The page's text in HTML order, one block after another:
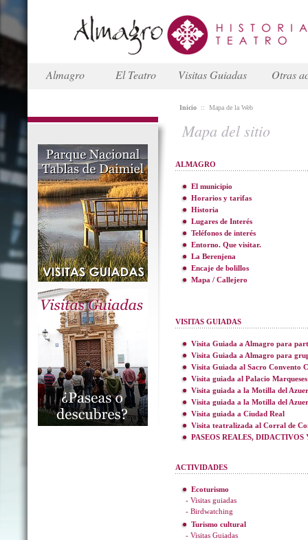
Almagro El Teatro Visitas Guiadas Otras
Inicio :: Mapa de la Web
Mapa del sitio
ALMAGRO
El municipio
Horarios y tarifas
Historia
Lugares de Interés
Teléfonos de interés
Entorno. Que visitar.
La Berenjena
Encaje de bolillos
Mapa / Callejero
VISITAS GUIADAS
Visita Guiada a Almagro para
Visita Guiada a Almagro para
Visita Guiada al Sacro Convento
Visita guiada al Palacio
Visita guiada a la Motilla del
Visita guiada a la Motilla del
Visita guiada a Ciudad Real
Visita teatralizada al Corral de
PASEOS REALES,
ACTIVIDADES
Ecoturismo
- Visitas guiadas
- Birdwatching
Turismo cultural
- Visitas Guiadas